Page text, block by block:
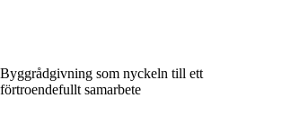
Byggrådgivning som nyckeln till ett
förtroendefullt samarbete